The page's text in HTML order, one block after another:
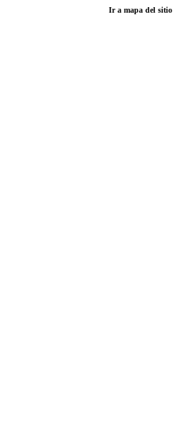
Ir a mapa del sitio